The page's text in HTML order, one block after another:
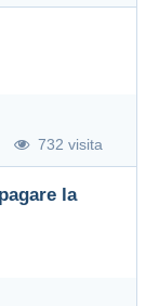
732 visita